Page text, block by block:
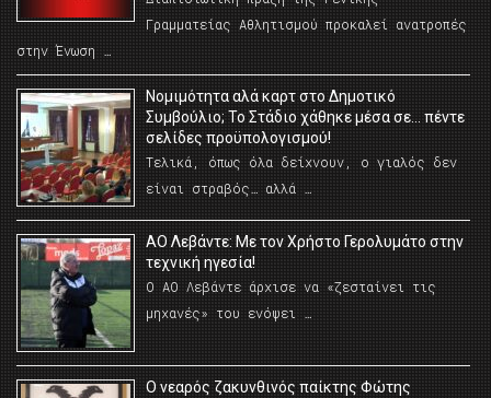
Γραμματείας Αθλητισμού προκαλεί ανατροπές
στην Ένωση …
Νομιμότητα αλά καρτ στο Δημοτικό
Συμβούλιο; Το Στάδιο χάθηκε μέσα σε… πέντε
σελίδες προϋπολογισμού!
Τελικά, όπως όλα δείχνουν, ο γιαλός δεν
είναι στραβός… αλλά …
ΑΟ Λεβάντε: Με τον Χρήστο Γερολυμάτο στην
τεχνική ηγεσία!
Ο ΑΟ Λεβάντε άρχισε να «ζεσταίνει τις
μηχανές» του ενόψει …
O νεαρός ζακυνθινός παίκτης Φώτης